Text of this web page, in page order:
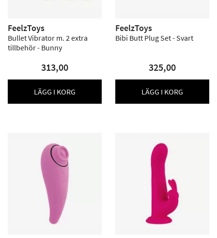
FeelzToys
Bullet Vibrator m. 2 extra
tillbehör - Bunny
313,00
LÄGG I KORG
FeelzToys
Bibi Butt Plug Set - Svart
325,00
LÄGG I KORG